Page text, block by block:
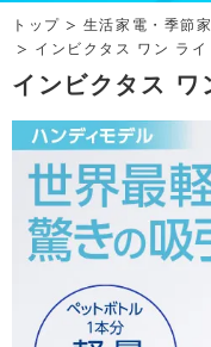
エアコ
トップ 生活家電・季節
インビクタス ワン ライ
インビクタス ワ